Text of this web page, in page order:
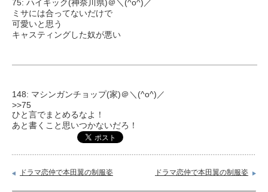
75: ハイキック(神奈川県)＠＼(^o^)／
ミサには合ってないだけで
可愛いと思う
キャスティングした奴が悪い
148: マシンガンチョップ(家)＠＼(^o^)／
>>75
ひと言でまとめるなよ！
あと書くこと思いつかないだろ！
ドラマ恋仲で本田翼の制服姿 ドラマ恋仲で本田翼の制服姿